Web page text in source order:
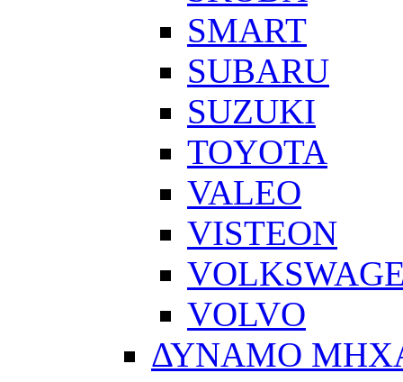
SMART
SUBARU
SUZUKI
TOYOTA
VALEO
VISTEON
VOLVO
ΔΥΝΑΜΟ